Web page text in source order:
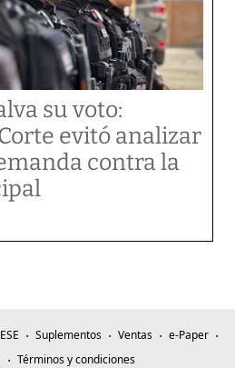
su voto:
evitó analizar
contra la
Suplementos Ventas
e-Paper
Términos y condiciones